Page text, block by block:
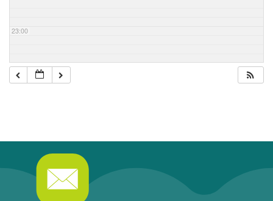
23:00